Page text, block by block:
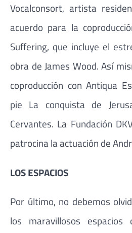
Vocalconsort, artista
acuerdo para la
Suffering, que incluye el
obra de James Wood. Así
coproducción con Antiqua
pie La conquista de
Cervantes. La Fundación
patrocina la actuación de
LOS ESPACIOS
Por último, no debemos
los maravillosos espacios